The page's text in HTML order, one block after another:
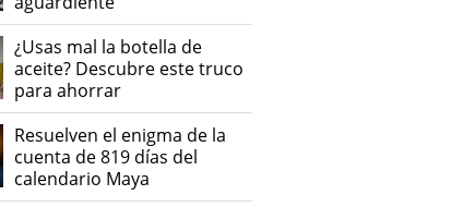
¿Usas mal la botella de
aceite? Descubre este truco
para ahorrar
Resuelven el enigma de la
cuenta de 819 días del
calendario Maya